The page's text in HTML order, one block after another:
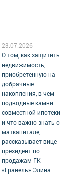
23.07.2026
О том, как защитить
недвижимость,
приобретенную на
добрачные
накопления, в чем
подводные камни
совместной ипотеки
и что важно знать о
маткапитале,
рассказывает вице-
президент по
продажам ГК
«Гранель» Элина